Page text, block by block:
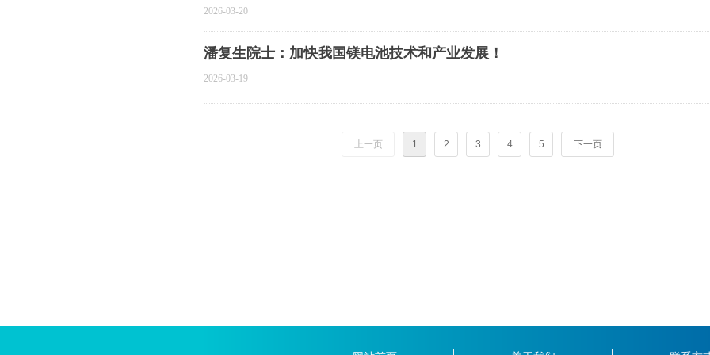
2026-03-20
潘复生院士：加快我国镁电池技术和产业发展！
2026-03-19
上一页 1 2 3 4 5 下一页